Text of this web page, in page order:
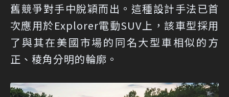
舊競爭對手中脫穎而出。這種設計手法已首
次應用於Explorer電動SUV上，該車型採用
了與其在美國市場的同名大型車相似的方
正、稜角分明的輪廓。